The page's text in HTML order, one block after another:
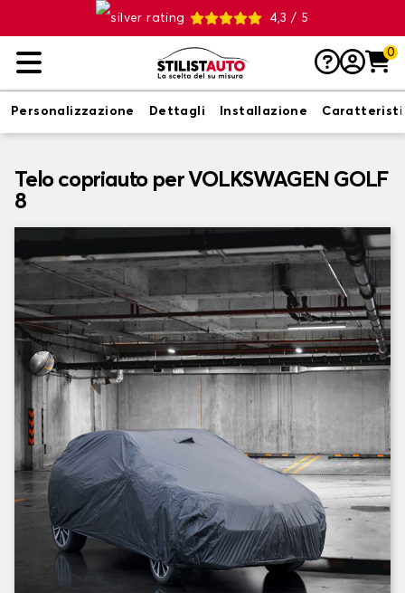
4,3 / 5
0
Personalizzazione Dettagli Installazione
Telo copriauto per VOLKSWAGEN GOLF
8